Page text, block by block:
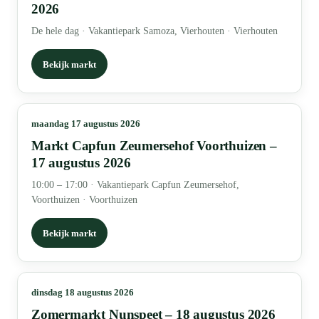
2026
De hele dag · Vakantiepark Samoza, Vierhouten · Vierhouten
Bekijk markt
maandag 17 augustus 2026
Markt Capfun Zeumersehof Voorthuizen –
17 augustus 2026
10:00 – 17:00 · Vakantiepark Capfun Zeumersehof,
Voorthuizen · Voorthuizen
Bekijk markt
dinsdag 18 augustus 2026
Zomermarkt Nunspeet – 18 augustus 2026